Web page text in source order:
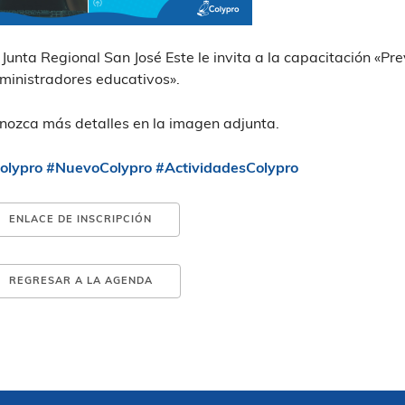
Junta Regional San José Este le invita a la capacitación
educativos».
más detalles en la imagen adjunta.
#NuevoColypro #ActividadesColypro
ENLACE DE INSCRIPCIÓN
REGRESAR A LA AGENDA